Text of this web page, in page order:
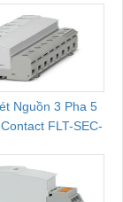
Nguồn 3 Pha 5
FLT-SEC-